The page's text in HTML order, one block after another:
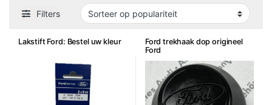
Filters
Lakstift Ford: Bestel uw kleur
Ford trekhaak dop origineel
Ford